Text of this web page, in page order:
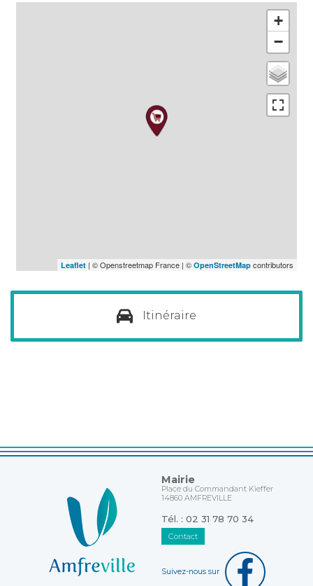
+
−
Leaflet | © Openstreetmap France | © OpenStreetMap contributors
Itinéraire
Mairie
Place du Commandant Kieffer
14860 AMFREVILLE
Tél. : 02 31 78 70 34
Contact
Suivez-nous sur